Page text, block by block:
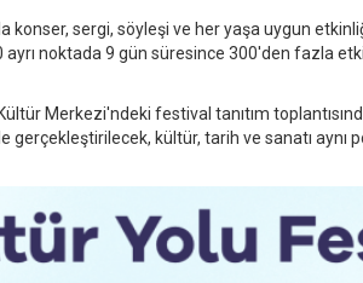
konser, sergi, söyleşi ve her yaşa uygun
ayrı noktada 9 gün süresince 300'den fazla
Merkezi'ndeki festival tanıtım
gerçekleştirilecek, kültür, tarih ve sanatı aynı